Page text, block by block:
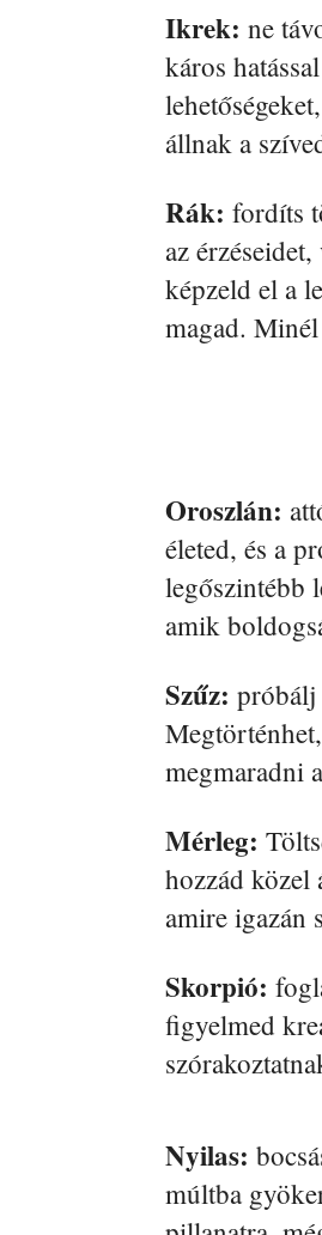
Ikrek: ne
káros
állnak a
Rák: fordíts
az
képzeld el a
magad.
Oroszlán:
életed, és a
legőszintébb
amik
Szűz: próbálj
megmaradni
Mérleg:
hozzád
amire igazán
Skorpió:
figyelmed
Nyilas:
múltba